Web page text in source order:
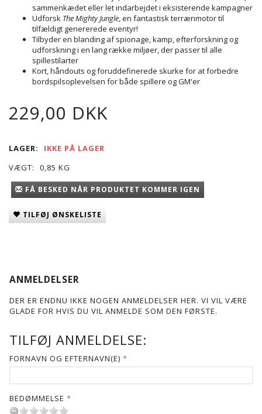
sammenkædet eller let indarbejdet i eksisterende kampagner
Udforsk The Mighty Jungle, en fantastisk terrænmotor til
tilfældigt genererede eventyr!
Tilbyder en blanding af spionage, kamp, efterforskning og
udforskning i en lang række miljøer, der passer til alle
spillestilarter
Kort, håndouts og foruddefinerede skurke for at forbedre
bordspilsoplevelsen for både spillere og GM'er
229,00 DKK
LAGER:
IKKE PÅ LAGER
VÆGT:
0,85 KG
FÅ BESKED NÅR PRODUKTET KOMMER IGEN
TILFØJ ØNSKELISTE
ANMELDELSER
DER ER ENDNU IKKE NOGEN ANMELDELSER HER. VI VIL VÆRE
GLADE FOR HVIS DU VIL ANMELDE SOM DEN FØRSTE.
TILFØJ ANMELDELSE:
FORNAVN OG EFTERNAVN(E)
BEDØMMELSE